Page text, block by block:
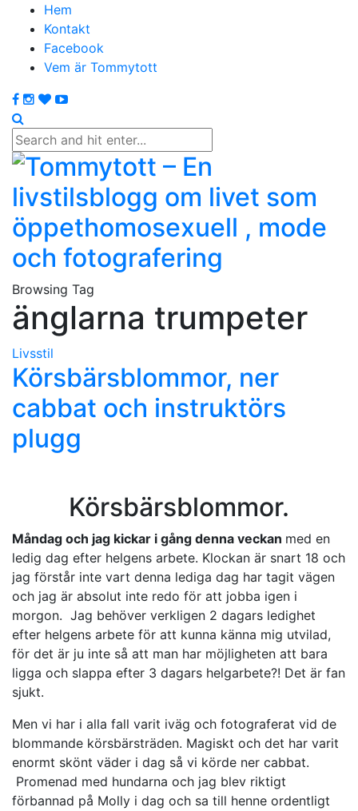
Hem
Kontakt
Facebook
Vem är Tommytott
Browsing Tag
änglarna trumpeter
Livsstil
Körsbärsblommor, ner
cabbat och instruktörs
plugg
Körsbärsblommor.
Måndag och jag kickar i gång denna veckan med en
ledig dag efter helgens arbete. Klockan är snart 18 och
jag förstår inte vart denna lediga dag har tagit vägen
och jag är absolut inte redo för att jobba igen i
morgon. Jag behöver verkligen 2 dagars ledighet
efter helgens arbete för att kunna känna mig utvilad,
för det är ju inte så att man har möjligheten att bara
ligga och slappa efter 3 dagars helgarbete?! Det är fan
sjukt.
Men vi har i alla fall varit iväg och fotograferat vid de
blommande körsbärsträden. Magiskt och det har varit
enormt skönt väder i dag så vi körde ner cabbat.
Promenad med hundarna och jag blev riktigt
förbannad på Molly i dag och sa till henne ordentligt